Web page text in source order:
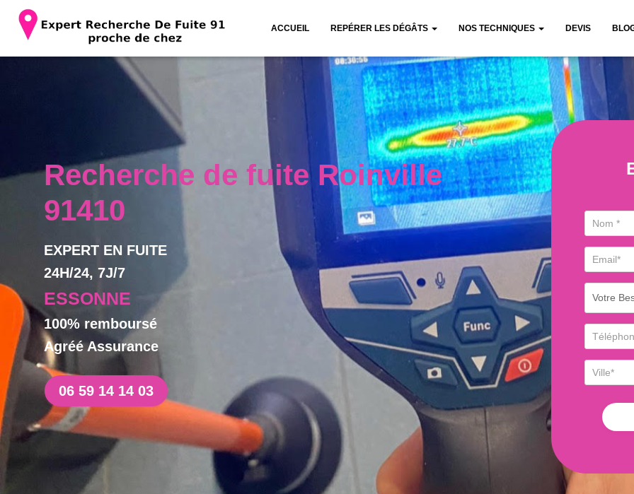
ACCUEIL REPÉRER LES DÉGÂTS NOS TECHNIQUES DEVIS
Recherche de fuite Roinville
91410
EXPERT EN FUITE
24H/24, 7J/7
ESSONNE
100% remboursé
Agréé Assurance
06 59 14 14 03